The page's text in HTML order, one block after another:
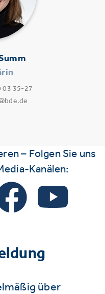
03 35-27
– Folgen Sie uns
Kanälen:
über